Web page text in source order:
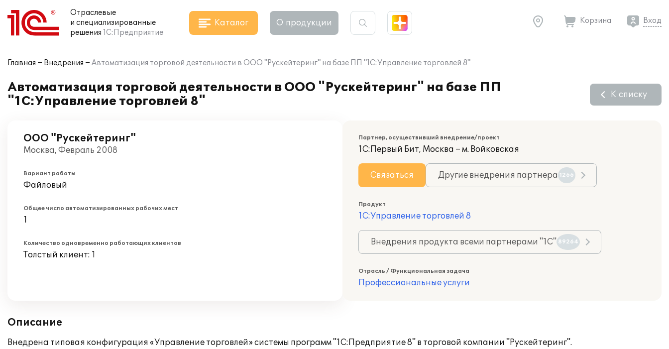
Отраслевые
и специализированные
решения 1С:Предприятие
Каталог О продукции Корзина Вход
Главная Внедрения Автоматизация торговой деятельности в ООО "Рускейтеринг" на базе ПП "1С:Управление торговлей 8"
Автоматизация торговой деятельности в ООО "Рускейтеринг" на базе ПП
"1С:Управление торговлей 8"
К списку
ООО "Рускейтеринг"
Москва, Февраль 2008
Вариант работы
Файловый
Общее число автоматизированных рабочих мест
1
Количество одновременно работающих клиентов
Толстый клиент: 1
Партнер, осуществивший внедрение/проект
1С:Первый Бит, Москва – м. Войковская
Связаться Другие внедрения партнера 1266
Продукт
1С:Управление торговлей 8
Внедрения продукта всеми партнерами "1С" 89264
Отрасль / Функциональная задача
Профессиональные услуги
Описание
Внедрена типовая конфигурация «Управление торговлей» системы программ "1С:Предприятие 8" в торговой компании "Рускейтеринг".